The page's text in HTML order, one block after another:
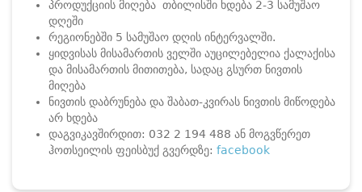
პროდუქციის მიღება თბილისში ხდება 2-3 სამუშაო
დღეში
რეგიონებში 5 სამუშაო დღის ინტერვალში.
ყიდვისას მისამართის ველში აუცილებელია ქალაქისა
და მისამართის მითითება, სადაც გსურთ ნივთის
მიღება
ნივთის დაბრუნება და შაბათ-კვირას ნივთის მიწოდება
არ ხდება
დაგვიკავშირდით: 032 2 194 488 ან მოგვწერეთ
ჰოთსეილის ფეისბუქ გვერდზე: facebook